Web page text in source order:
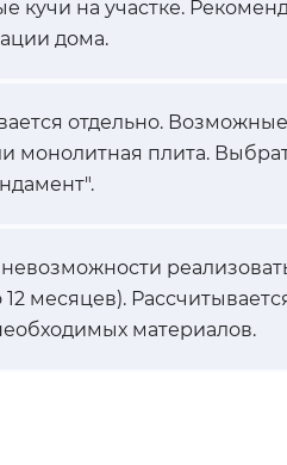
кучи на участке.
дома.
отдельно.
монолитная плита.
месяцев).
материалов.